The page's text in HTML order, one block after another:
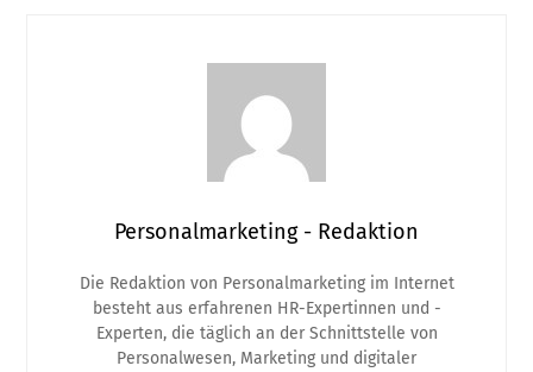
Personalmarketing - Redaktion
Die Redaktion von Personalmarketing im Internet
besteht aus erfahrenen HR-Expertinnen und -
Experten, die täglich an der Schnittstelle von
Personalwesen, Marketing und digitaler